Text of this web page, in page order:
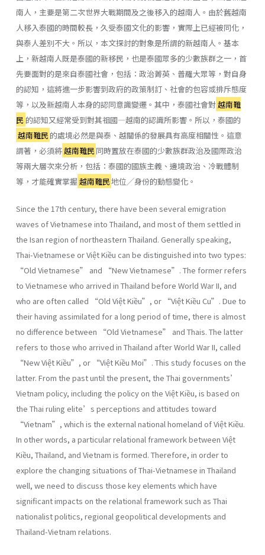
南人，主要是第二次世界大戰期間及之後移入的越南人。由於舊越南
人移入泰國的時間較長，久受泰國文化的影響，實際上已經被同化，
與泰人差別不大。所以，本文探討的對象是所謂的新越南人。基本
上，新越南人既是泰國的新移民，也是泰國眾多的少數族群之一，首
先要面對的是來自泰國社會，包括：政治菁英、普羅大眾等，對自身
的認知，這將進一步影響到政府的政策制訂、社會的包容或排斥態度
等，以及新越南人本身的認同意識變遷。其中，泰國社會對 越南難
民 的認知又經常受到對其祖國—越南的認識所影響。所以，泰國的
越南難民 的處境必然是與泰、越關係的發展具有高度相關性。這意
謂著，必須將越南難民 同時置放在泰國的少數族群政治及國際政治
等兩大層次來分析，包括：泰國的國族主義、邊境政治、冷戰體制
等，才能確實掌握 越南難民地位╱身份的動態變化。
Since the 17th century, there have been several emigration
waves of Vietnamese into Thailand, and most of them settled in
the Isan region of northeastern Thailand. Generally speaking,
Thai-Vietnamese or Việt Kiều can be distinguished into two types:
“Old Vietnamese” and “New Vietnamese”. The former refers
to Vietnamese who arrived in Thailand before World War II, and
who are often called “Old Việt Kiều”, or “Việt Kiều Cu”. Due to
their having assimilated for a long period of time, there is almost
no difference between “Old Vietnamese” and Thais. The latter
refers to those who arrived in Thailand after World War II, called
“New Việt Kiều”, or “Việt Kiều Moi”. This study focuses on the
latter. From the past until the present, the Thai governments’
Vietnam policy, including the policy on the Việt Kiều, is based on
the Thai ruling elite’s perceptions and attitudes toward
“Vietnam”, which is the external national homeland of Việt Kiều.
In other words, a particular relational framework between Việt
Kiều, Thailand, and Vietnam is formed. Therefore, in order to
explore the changing situations of Thai-Vietnamese in Thailand
well, we need to discuss those key elements which have
significant impacts on the relational framework such as Thai
nationalist politics, regional geopolitical developments and
Thailand-Vietnam relations.